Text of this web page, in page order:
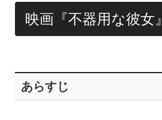
映画『不器用な彼女』
あらすじ